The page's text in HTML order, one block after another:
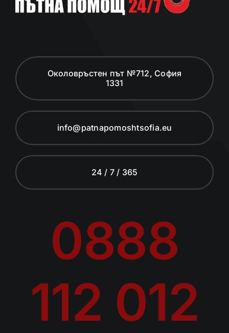
Околовръстен път №712, София
1331
info@patnapomoshtsofia.eu
24 / 7 / 365
0888
112 012